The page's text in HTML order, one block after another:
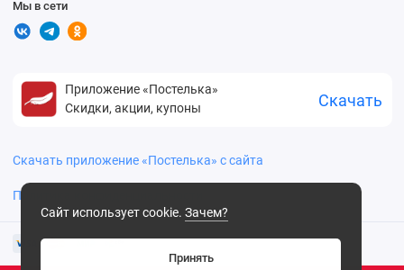
Сайт использует cookie. Зачем?
Принять
Мы в сети
Приложение «Постелька»
Скидки, акции, купоны
Скачать
Скачать приложение «Постелька» с сайта
Политика конфиденциальности